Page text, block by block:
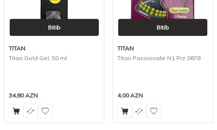
Bitib
TITAN
Titan Gold Gel, 50 ml
34,80AZN
Bitib
TITAN
Titan Passionate N1 Prz 0878
4,00AZN